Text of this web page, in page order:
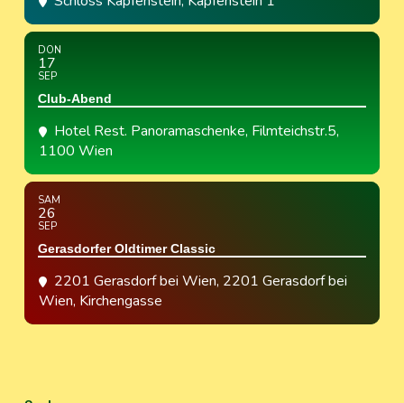
DON
17
SEP
Club-Abend
Hotel Rest. Panoramaschenke, Filmteichstr.5,
1100 Wien
SAM
26
SEP
Gerasdorfer Oldtimer Classic
2201 Gerasdorf bei Wien, 2201 Gerasdorf bei
Wien, Kirchengasse